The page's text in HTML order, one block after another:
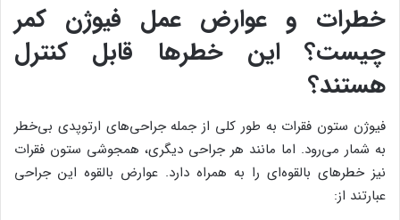
خطرات و عوارض عمل فیوژن کمر
چیست؟ این خطرها قابل کنترل
هستند؟
فیوژن ستون فقرات به طور کلی از جمله جراحی‌های ارتوپدی بی‌خطر
به شمار می‌رود. اما مانند هر جراحی دیگری، همجوشی ستون فقرات
نیز خطرهای بالقوه‌ای را به همراه دارد. عوارض بالقوه این جراحی
عبارتند از: